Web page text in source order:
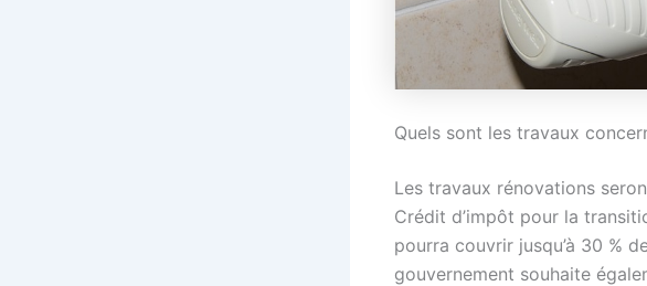
Quels sont les travaux
Les travaux rénovations
Crédit d’impôt pour la
pourra couvrir jusqu’à 30 %
gouvernement souhaite